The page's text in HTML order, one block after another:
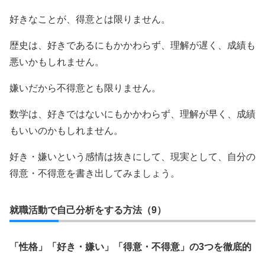
好きなことが、得意とは限りません。
歴史は、好きであるにもかかわらず、理解が遅く、成績も
悪いかもしれません。
嫌いだから不得意とも限りません。
数学は、好きではないにもかかわらず、理解が早く、成績
もいいのかもしれません。
好き・嫌いという感情は抜きにして、現実として、自分の
得意・不得意を書き出してみましょう。
就職活動で自己分析をする方法（9）
「性格」「好き・嫌い」「得意・不得意」の3つを徹底的